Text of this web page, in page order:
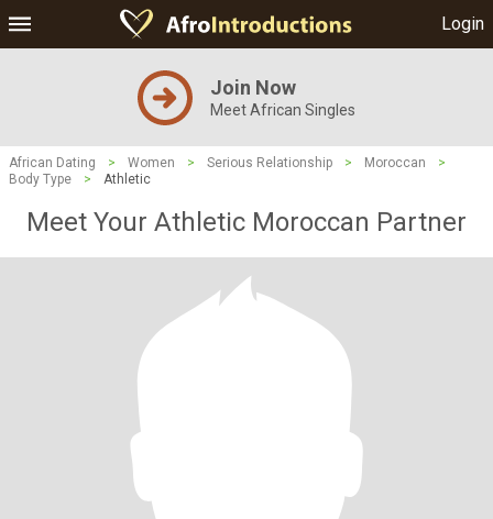
Login
Join Now
Meet African Singles
African Dating > Women > Serious Relationship > Moroccan
>
Body Type
> Athletic
Meet Your Athletic Moroccan Partner